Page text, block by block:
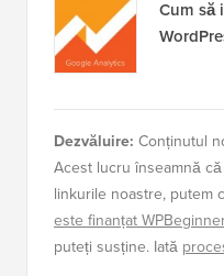
Cum să
Dezvăluire: Conținutul
Acest lucru înseamnă
linkurile noastre, putem
este finanțat WPBeginner
puteți susține. Iată